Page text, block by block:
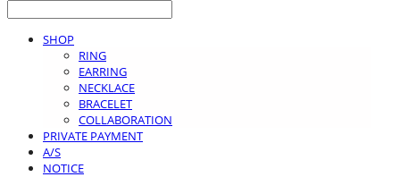
SHOP
RING
EARRING
NECKLACE
BRACELET
COLLABORATION
PRIVATE PAYMENT
A/S
NOTICE